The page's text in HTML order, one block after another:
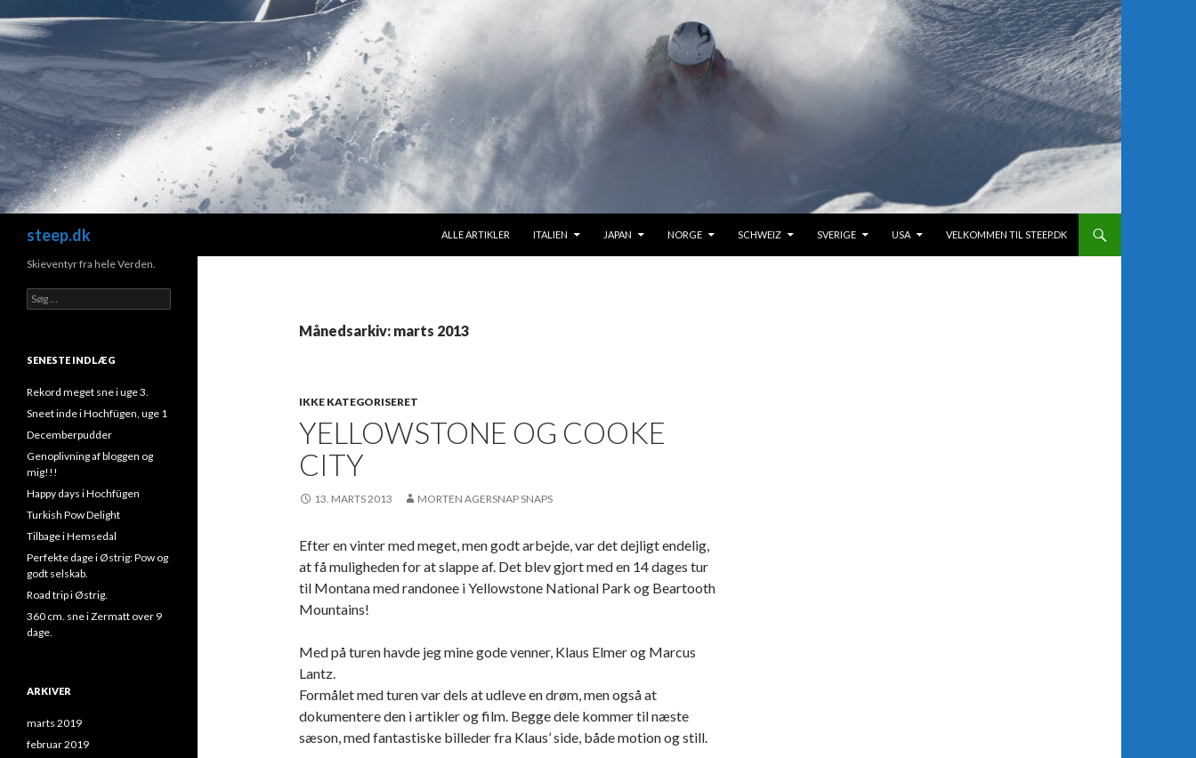
steep.dk
ALLE ARTIKLER
ITALIEN JAPAN NORGE SCHWEIZ SVERIGE USA VELKOMMEN TIL STEEP.DK
Månedsarkiv: marts 2013
IKKE KATEGORISERET
YELLOWSTONE OG COOKE
CITY
13. MARTS 2013 MORTEN AGERSNAP SNAPS
Efter en vinter med meget, men godt arbejde, var det dejligt endelig,
at få muligheden for at slappe af. Det blev gjort med en 14 dages tur
til Montana med randonee i Yellowstone National Park og Beartooth
Mountains!
Med på turen havde jeg mine gode venner, Klaus Elmer og Marcus
Lantz.
Formålet med turen var dels at udleve en drøm, men også at
dokumentere den i artikler og film. Begge dele kommer til næste
sæson, med fantastiske billeder fra Klaus’ side, både motion og still.
Skieventyr fra hele Verden.
Søg
efter:
SENESTE INDLÆG
Rekord meget sne i uge 3.
Sneet inde i Hochfügen, uge 1
Decemberpudder
Genoplivning af bloggen og
mig!!!
Happy days i Hochfügen
Turkish Pow Delight
Tilbage i Hemsedal
Perfekte dage i Østrig: Pow og
godt selskab.
Road trip i Østrig.
360 cm. sne i Zermatt over 9
dage.
ARKIVER
marts 2019
februar 2019